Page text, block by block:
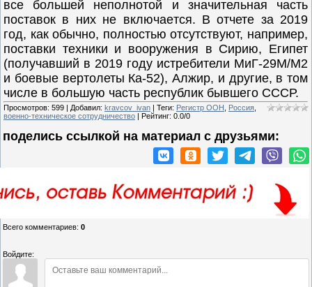
все большей неполнотой и значительная часть
поставок в них не включаeтся. В отчете за 2019
год, как обычно, полностью отсутствуют, например,
поставки техники и вооружения в Сирию, Египет
(получавший в 2019 году истребители МиГ-29М/М2
и боевые вертолеты Ка-52), Алжир, и другие, в том
числе в большую часть республик бывшего СССР.
Просмотров: 599 | Добавил: kravcov_ivan | Теги: Регистр ООН Россия
военно-техническое сотрудничество | Рейтинг: 0.0/0
поделись ссылкой на материал c друзьями:
Всего комментариев: 0
Войдите: